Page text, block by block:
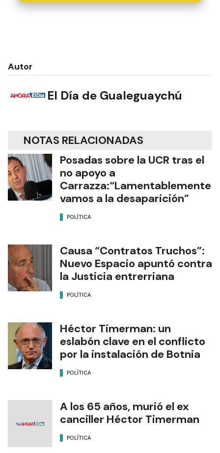
Autor
El Día de Gualeguaychú
NOTAS RELACIONADAS
Posadas sobre la UCR tras el
no apoyo a
Carrazza:“Lamentablemente
vamos a la desaparición”
POLÍTICA
Causa “Contratos Truchos”:
Nuevo Espacio apuntó contra
la Justicia entrerriana
POLÍTICA
Héctor Timerman: un
eslabón clave en el conflicto
por la instalación de Botnia
POLÍTICA
A los 65 años, murió el ex
canciller Héctor Timerman
POLÍTICA